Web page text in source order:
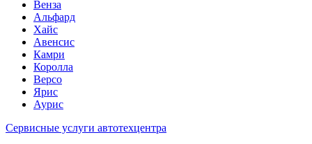
Венза
Альфард
Хайс
Авенсис
Камри
Королла
Версо
Ярис
Аурис
Сервисные услуги автотехцентра